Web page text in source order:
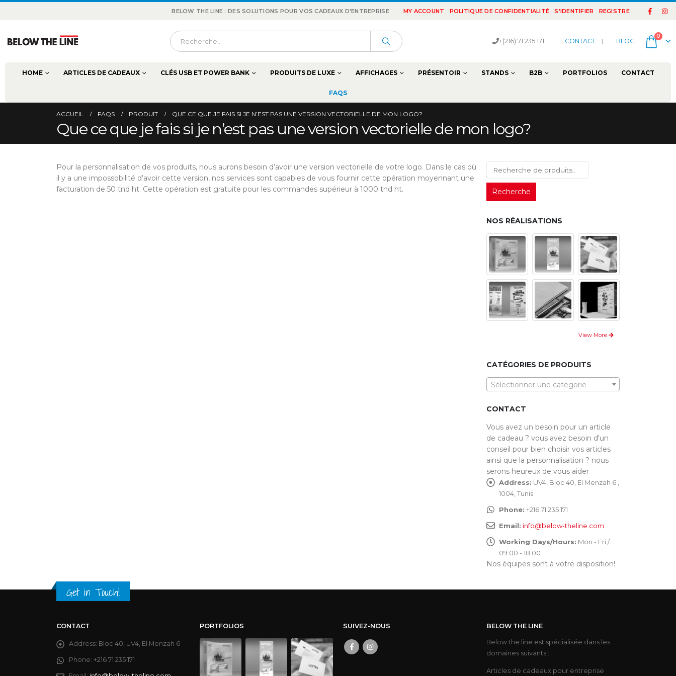
BELOW THE LINE : DES SOLUTIONS POUR VOS CADEAUX D'ENTREPRISE MY ACCOUNT POLITIQUE DE CONFIDENTIALITÉ S'IDENTIFIER REGISTRE
+(216) 71 235 171 | CONTACT | BLOG
0
HOME ARTICLES DE CADEAUX CLÉS USB ET POWER BANK PRODUITS DE LUXE AFFICHAGES PRÉSENTOIR STANDS B2B PORTFOLIOS CONTACT
FAQS
ACCUEIL FAQS PRODUIT QUE CE QUE JE FAIS SI JE N’EST PAS UNE VERSION VECTORIELLE DE MON LOGO?
Que ce que je fais si je n’est pas une version vectorielle de mon logo?
Pour la personnalisation de vos produits, nous aurons besoin d’avoir une version vectorielle de votre logo. Dans le cas où
il y a une impossobilité d’avoir cette version, nos services sont capables de vous fournir cette opération moyennant une
facturation de 50 tnd ht. Cette opération est gratuite pour les commandes supérieur à 1000 tnd ht.
Recherche
NOS RÉALISATIONS
View More
CATÉGORIES DE PRODUITS
Sélectionner une catégorie
CONTACT
Vous avez un besoin pour un article
de cadeau ? vous avez besoin d'un
conseil pour bien choisir vos articles
ainsi que la personnalisation ? nous
serons heureux de vous aider
Address: UV4, Bloc 40, El Menzah 6 ,
1004, Tunis
Phone: +216 71 235 171
Email: info@below-theline.com
Working Days/Hours: Mon - Fri /
09:00 - 18:00
Nos équipes sont à votre disposition!
Get in Touch!
CONTACT
Address: Bloc 40, UV4, El Menzah 6
Phone: +216 71 235 171
PORTFOLIOS SUIVEZ-NOUS BELOW THE LINE
Below the line est spécialisée dans les
domaines suivants :
Articles de cadeaux pour entreprise